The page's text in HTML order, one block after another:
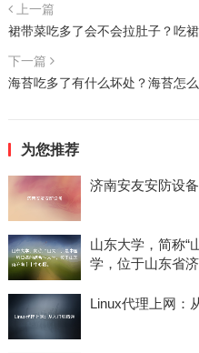
上一篇
裙带菜吃多了会不会拉肚子？吃
下一篇
海苔吃多了有什么坏处？海苔怎
为您推荐
济南安友安防设备
山东大学，简称“
学，位于山东省
Linux代理上网：